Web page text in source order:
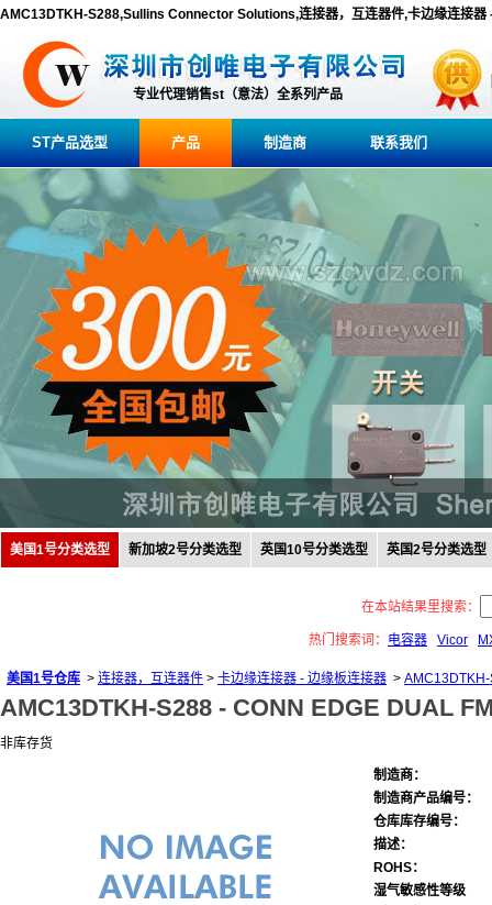
AMC13DTKH-S288,Sullins Connector Solutions,连接器，互连器件,卡边缘连接器
专业代理销售st（意法）全系列产品
ST产品选型 产品 制造商 联系我们
美国1号分类选型 新加坡2号分类选型 英国10号分类选型 英国2号分类选型
在本站结果里搜索：
热门搜索词： 电容器 Vicor
美国1号仓库 > 连接器，互连器件 > 卡边缘连接器 - 边缘板连接器 >
AMC13DTKH-S288 - CONN EDGE DUAL
非库存货
制造商：
制造商产品编号：
仓库库存编号：
描述：
ROHS：
湿气敏感性等级